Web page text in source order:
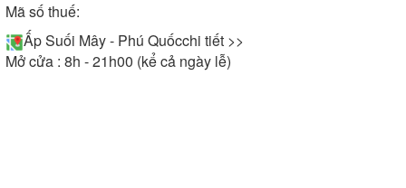
Mã số thuế:
Ấp Suối Mây - Phú Quốcchi tiết >>
Mở cửa : 8h - 21h00 (kể cả ngày lễ)